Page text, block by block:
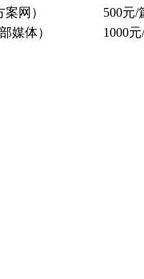
网）
500元/
媒体）
1000